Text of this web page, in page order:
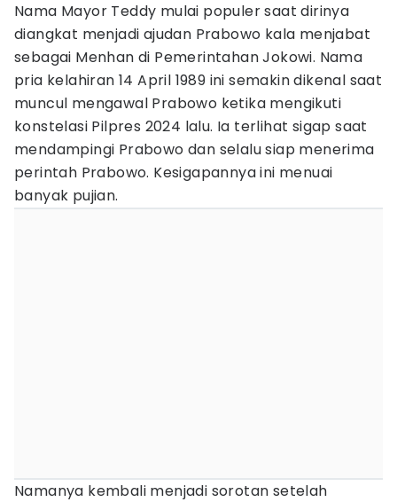
Nama Mayor Teddy mulai populer saat dirinya
diangkat menjadi ajudan Prabowo kala menjabat
sebagai Menhan di Pemerintahan Jokowi. Nama
pria kelahiran 14 April 1989 ini semakin dikenal saat
muncul mengawal Prabowo ketika mengikuti
konstelasi Pilpres 2024 lalu. Ia terlihat sigap saat
mendampingi Prabowo dan selalu siap menerima
perintah Prabowo. Kesigapannya ini menuai
banyak pujian.
Namanya kembali menjadi sorotan setelah